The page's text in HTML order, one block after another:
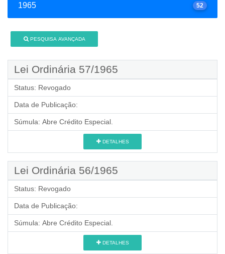
1965 52
PESQUISA AVANÇADA
Lei Ordinária 57/1965
Status: Revogado
Data de Publicação:
Súmula: Abre Crédito Especial.
DETALHES
Lei Ordinária 56/1965
Status: Revogado
Data de Publicação:
Súmula: Abre Crédito Especial.
DETALHES